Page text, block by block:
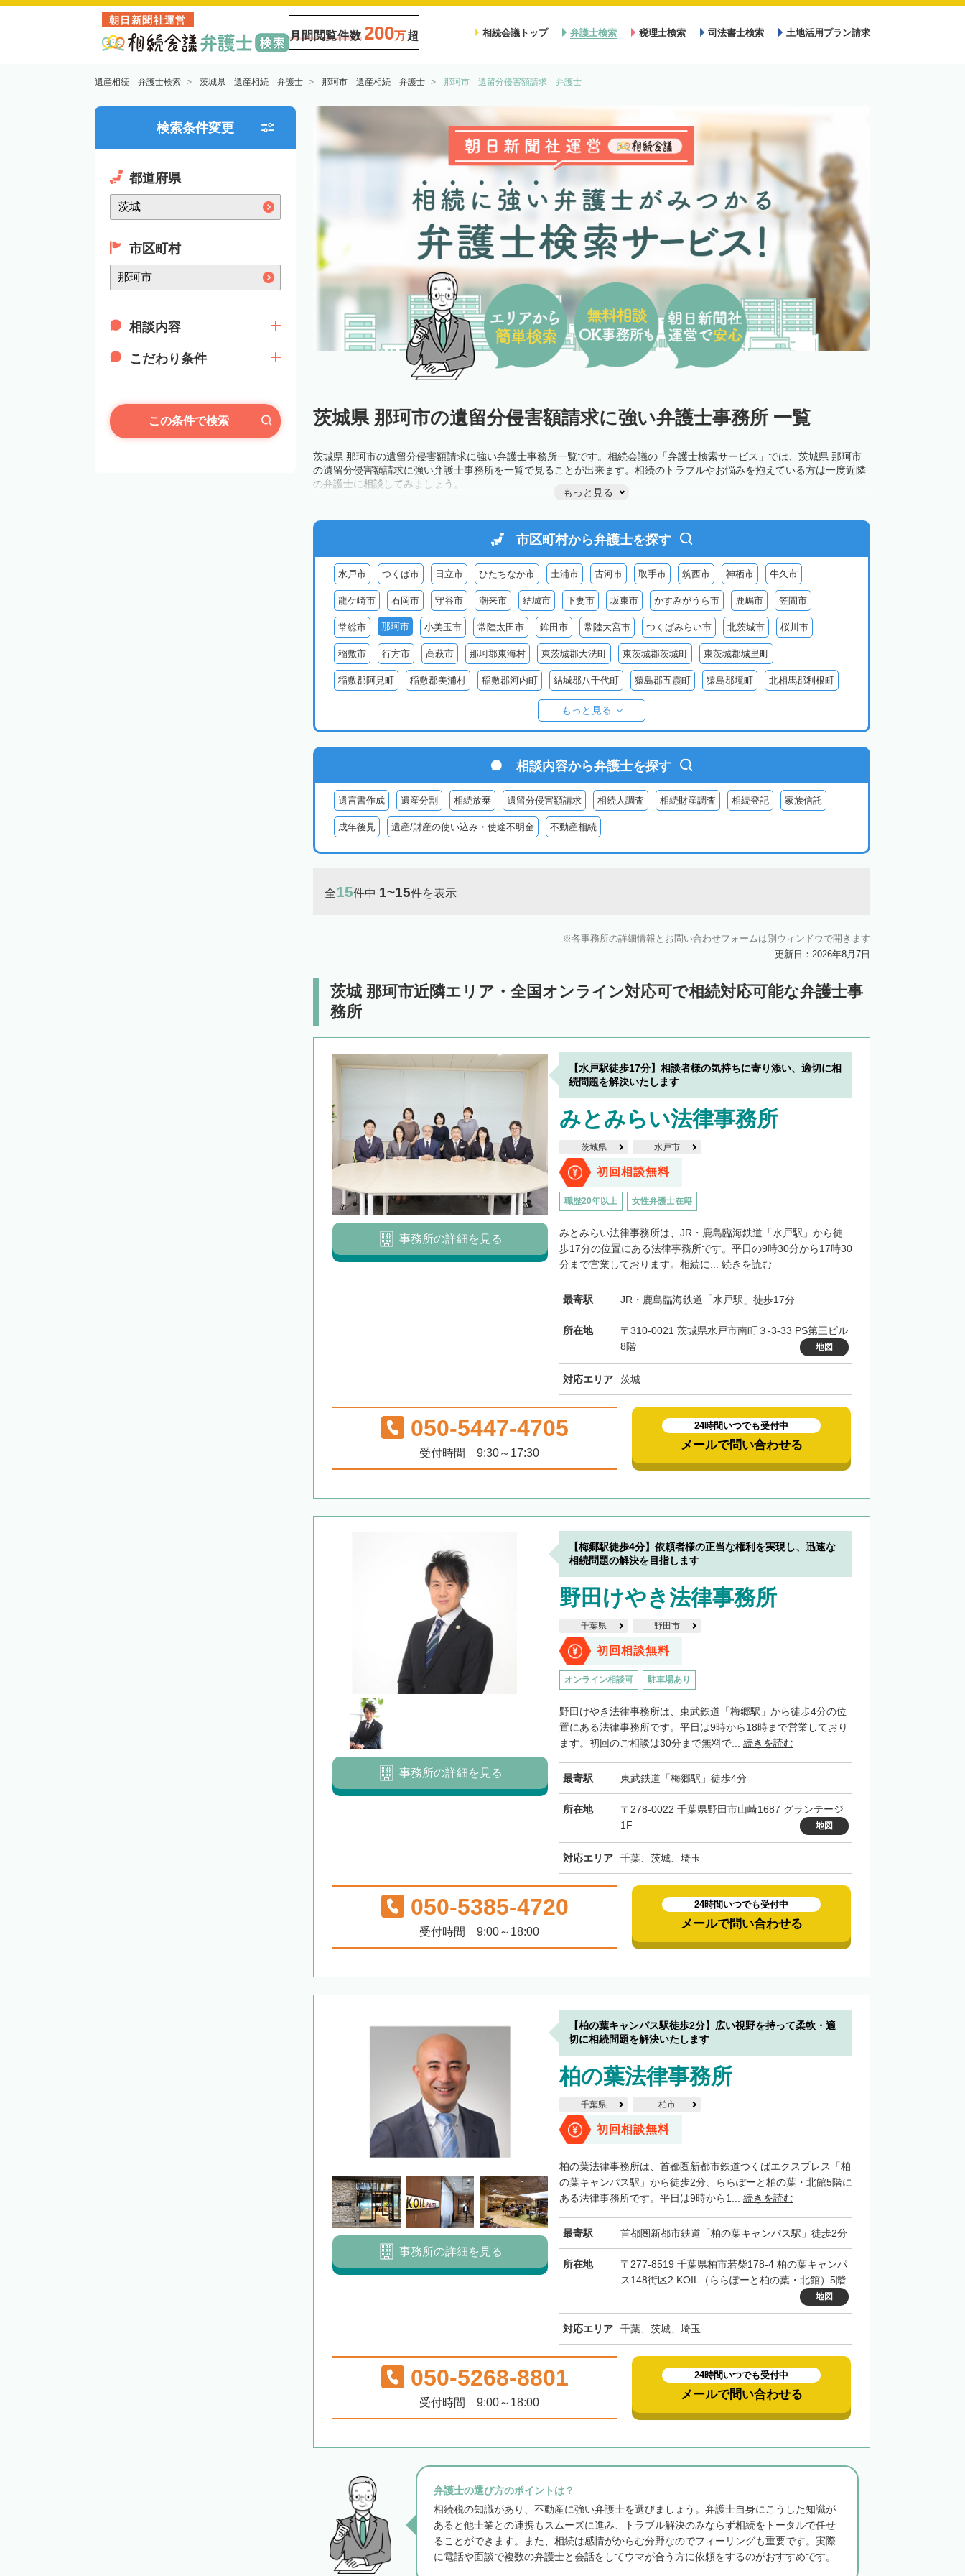
朝日新聞社運営
月間閲覧件数 200万超 相続会議トップ 弁護士検索 税理士検索 司法書士検索 土地活用プラン請求
遺産相続 弁護士検索 茨城県 遺産相続 弁護士 那珂市 遺産相続 弁護士 那珂市 遺留分侵害額請求 弁護士
検索条件変更
都道府県
市区町村
相談内容
こだわり条件
この条件で検索 茨城県 那珂市の遺留分侵害額請求に強い弁護士事務所 一覧
茨城県 那珂市の遺留分侵害額請求に強い弁護士事務所一覧です。相続会議の「弁護士検索サービス」では、茨城県 那珂市
の遺留分侵害額請求に強い弁護士事務所を一覧で見ることが出来ます。相続のトラブルやお悩みを抱えている方は一度近隣
の弁護士に相談してみましょう。
もっと見る
市区町村から弁護士を探す
水戸市 つくば市 日立市 ひたちなか市 土浦市 古河市 取手市 筑西市 神栖市 牛久市
龍ケ崎市 石岡市 守谷市 潮来市 結城市 下妻市 坂東市 かすみがうら市 鹿嶋市 笠間市
常総市 那珂市 小美玉市 常陸太田市 鉾田市 常陸大宮市 つくばみらい市 北茨城市 桜川市
稲敷市 行方市 高萩市 那珂郡東海村 東茨城郡大洗町 東茨城郡茨城町 東茨城郡城里町
稲敷郡阿見町 稲敷郡美浦村 稲敷郡河内町 結城郡八千代町 猿島郡五霞町 猿島郡境町 北相馬郡利根町
もっと見る
相談内容から弁護士を探す
遺言書作成 遺産分割 相続放棄 遺留分侵害額請求 相続人調査 相続財産調査 相続登記 家族信託
成年後見 遺産/財産の使い込み・使途不明金 不動産相続
全15件中 1~15件を表示
各事務所の詳細情報とお問い合わせフォームは別ウィンドウで開きます
更新日：2026年8月7日
茨城 那珂市近隣エリア・全国オンライン対応可で相続対応可能な弁護士事
務所
【水戸駅徒歩17分】相談者様の気持ちに寄り添い、適切に相
続問題を解決いたします
みとみらい法律事務所
茨城県 水戸市
初回相談無料
職歴20年以上 女性弁護士在籍
みとみらい法律事務所は、JR・鹿島臨海鉄道「水戸駅」から徒
歩17分の位置にある法律事務所です。平日の9時30分から17時30
分まで営業しております。相続に... 続きを読む
最寄駅 JR・鹿島臨海鉄道「水戸駅」徒歩17分
所在地
〒310-0021 茨城県水戸市南町３-3-33 PS第三ビル
8階
地図
対応エリア 茨城
事務所の詳細を見る
050-5447-4705
受付時間 9:30～17:30
24時間いつでも受付中
メールで問い合わせる
【梅郷駅徒歩4分】依頼者様の正当な権利を実現し、迅速な
相続問題の解決を目指します
野田けやき法律事務所
千葉県 野田市
初回相談無料
オンライン相談可 駐車場あり
野田けやき法律事務所は、東武鉄道「梅郷駅」から徒歩4分の位
置にある法律事務所です。平日は9時から18時まで営業しており
ます。初回のご相談は30分まで無料で... 続きを読む
最寄駅 東武鉄道「梅郷駅」徒歩4分
所在地
〒278-0022 千葉県野田市山崎1687 グランテージ
1F
地図
対応エリア 千葉、茨城、埼玉
事務所の詳細を見る
050-5385-4720
受付時間 9:00～18:00
24時間いつでも受付中
メールで問い合わせる
【柏の葉キャンパス駅徒歩2分】広い視野を持って柔軟・適
切に相続問題を解決いたします
柏の葉法律事務所
千葉県 柏市
初回相談無料
柏の葉法律事務所は、首都圏新都市鉄道つくばエクスプレス「柏
の葉キャンパス駅」から徒歩2分、ららぽーと柏の葉・北館5階に
ある法律事務所です。平日は9時から1... 続きを読む
最寄駅 首都圏新都市鉄道「柏の葉キャンパス駅」徒歩2分
所在地
〒277-8519 千葉県柏市若柴178-4 柏の葉キャンパ
ス148街区2 KOIL（ららぽーと柏の葉・北館）5階
地図
対応エリア 千葉、茨城、埼玉
事務所の詳細を見る
050-5268-8801
受付時間 9:00～18:00
24時間いつでも受付中
メールで問い合わせる
弁護士の選び方のポイントは？
相続税の知識があり、不動産に強い弁護士を選びましょう。弁護士自身にこうした知識が
あると他士業との連携もスムーズに進み、トラブル解決のみならず相続をトータルで任せ
ることができます。また、相続は感情がからむ分野なのでフィーリングも重要です。実際
に電話や面談で複数の弁護士と会話をしてウマが合う方に依頼をするのがおすすめです。